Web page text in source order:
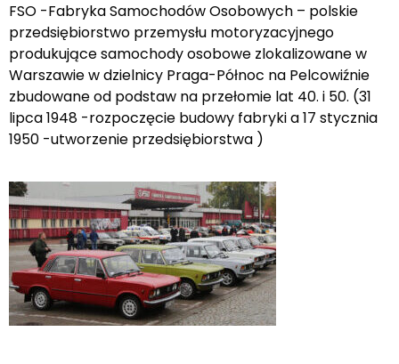
FSO -Fabryka Samochodów Osobowych – polskie
przedsiębiorstwo przemysłu motoryzacyjnego
produkujące samochody osobowe zlokalizowane w
Warszawie w dzielnicy Praga-Północ na Pelcowiźnie
zbudowane od podstaw na przełomie lat 40. i 50. (31
lipca 1948 -rozpoczęcie budowy fabryki a 17 stycznia
1950 -utworzenie przedsiębiorstwa )